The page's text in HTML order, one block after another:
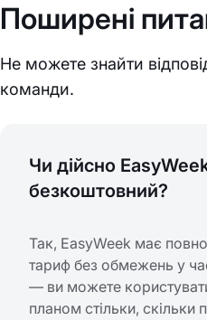
Поширені
Не можете знайти
команди.
Чи дійсно
безкоштовний?
Так, EasyWeek має
тариф без обмежень у
— ви можете
планом стільки, скільки